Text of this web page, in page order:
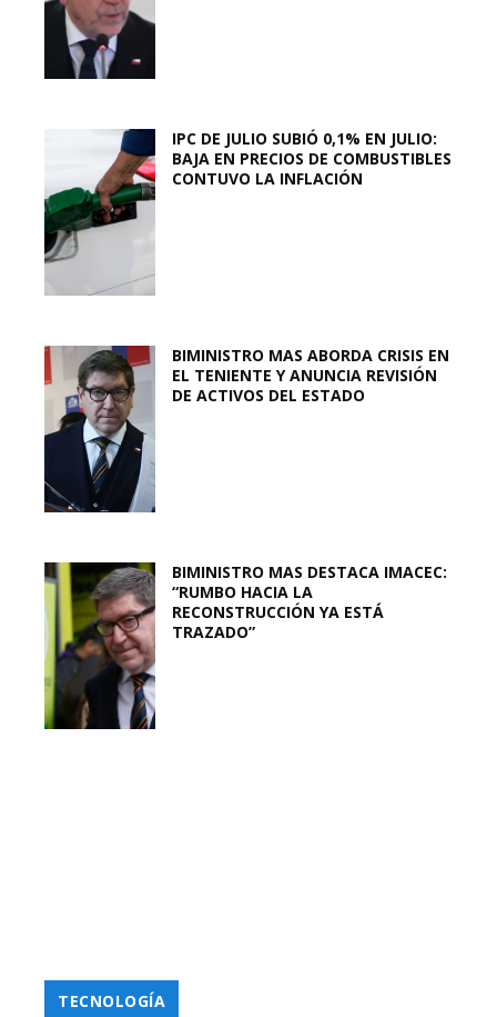
IPC DE JULIO SUBIÓ 0,1% EN JULIO:
BAJA EN PRECIOS DE COMBUSTIBLES
CONTUVO LA INFLACIÓN
BIMINISTRO MAS ABORDA CRISIS EN
EL TENIENTE Y ANUNCIA REVISIÓN
DE ACTIVOS DEL ESTADO
BIMINISTRO MAS DESTACA IMACEC:
“RUMBO HACIA LA
RECONSTRUCCIÓN YA ESTÁ
TRAZADO”
TECNOLOGÍA